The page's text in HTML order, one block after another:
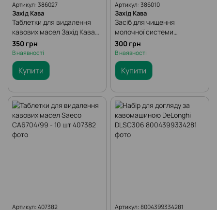
Артикул: 386027
Захід Кава
Таблетки для видалення
кавових масел Захід Кава
100 шт
350 грн
В наявності
Купити
Артикул: 386010
Захід Кава
Засіб для чищення
молочної системи
кавомашин Захід Кава Milk
Cleaner 1 л
300 грн
В наявності
Купити
Артикул: 407382 Артикул: 8004399334281